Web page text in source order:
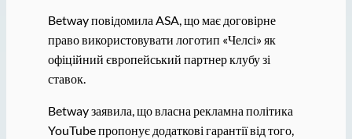
Betway повідомила ASA, що має договірне
право використовувати логотип «Челсі» як
офіційний європейський партнер клубу зі
ставок.
Betway заявила, що власна рекламна політика
YouTube пропонує додаткові гарантії від того,